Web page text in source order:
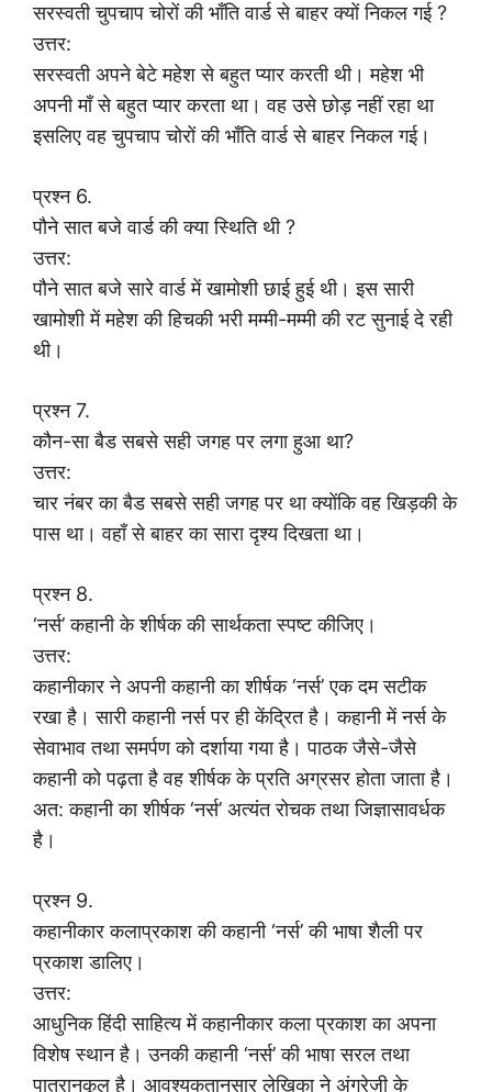
सरस्वती चुपचाप चोरों की भाँति वार्ड से बाहर क्यों निकल गई ?
उत्तर:
सरस्वती अपने बेटे महेश से बहुत प्यार करती थी। महेश भी
अपनी माँ से बहुत प्यार करता था। वह उसे छोड़ नहीं रहा था
इसलिए वह चुपचाप चोरों की भाँति वार्ड से बाहर निकल गई।
प्रश्न 6.
पौने सात बजे वार्ड की क्या स्थिति थी ?
उत्तर:
पौने सात बजे सारे वार्ड में खामोशी छाई हुई थी। इस सारी
खामोशी में महेश की हिचकी भरी मम्मी-मम्मी की रट सुनाई दे रही
थी।
प्रश्न 7.
कौन-सा बैड सबसे सही जगह पर लगा हुआ था?
उत्तर:
चार नंबर का बैड सबसे सही जगह पर था क्योंकि वह खिड़की के
पास था। वहाँ से बाहर का सारा दृश्य दिखता था।
प्रश्न 8.
‘नर्स’ कहानी के शीर्षक की सार्थकता स्पष्ट कीजिए।
उत्तर:
कहानीकार ने अपनी कहानी का शीर्षक ‘नर्स’ एक दम सटीक
रखा है। सारी कहानी नर्स पर ही केंद्रित है। कहानी में नर्स के
सेवाभाव तथा समर्पण को दर्शाया गया है। पाठक जैसे-जैसे
कहानी को पढ़ता है वह शीर्षक के प्रति अग्रसर होता जाता है।
अत: कहानी का शीर्षक ‘नर्स’ अत्यंत रोचक तथा जिज्ञासावर्धक
है।
प्रश्न 9.
कहानीकार कलाप्रकाश की कहानी ‘नर्स’ की भाषा शैली पर
प्रकाश डालिए।
उत्तर:
आधुनिक हिंदी साहित्य में कहानीकार कला प्रकाश का अपना
विशेष स्थान है। उनकी कहानी ‘नर्स’ की भाषा सरल तथा
पात्रानुकूल है। आवश्यकतानुसार लेखिका ने अंग्रेज़ी के